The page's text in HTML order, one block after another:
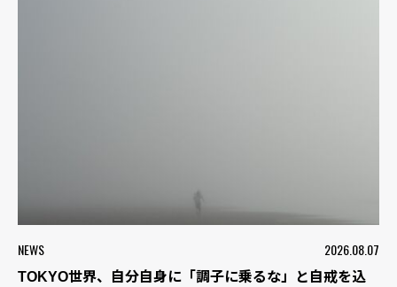
NEWS 2026.08.07
TOKYO世界、自分自身に「調子に乗るな」と自戒を込